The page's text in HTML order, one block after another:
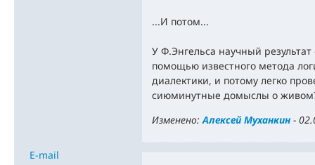
...И потом...
У Ф.Энгельса научный
помощью известного метода
диалектики, и потому легко
сиюминутные домыслы о
Изменено:Алексей Муханкин -
E-mail